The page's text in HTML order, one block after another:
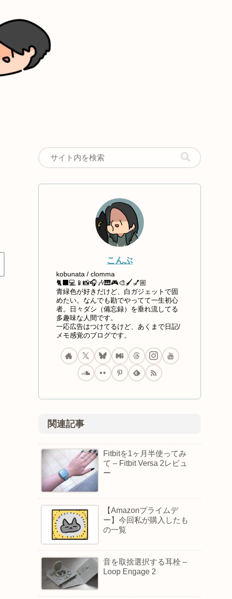
こんぶ
kobunata / clomma
🐈‍⬛💻📱📸🎧🎶🎹🎮🎨🖌️💅🏼
青緑色が好きだけど、白ガジェットで固
めたい。なんでも勘でやってて一生初心
者。日々ダシ（備忘録）を垂れ流してる
多趣味な人間です。
一応広告はつけてるけど、あくまで日記/
メモ感覚のブログです。
関連記事
Fitbitを1ヶ月半使ってみ
て – Fitbit Versa 2レビュ
ー
【Amazonプライムデ
ー】今回私が購入したも
の一覧
音を取捨選択する耳栓 –
Loop Engage 2